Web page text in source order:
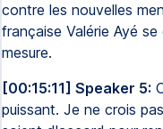
contre les nouvelles
française Valérie Ayé
mesure.
[00:15:11] Speaker 5:
puissant. Je ne crois